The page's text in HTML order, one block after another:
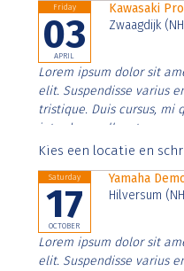
Friday
03
APRIL
Kawasaki
Zwaagdijk
Lorem ipsum dolor sit
elit. Suspendisse varius
tristique. Duis cursus, mi
interdum nulla, ut
Aenean faucibus nibh et
Kies een locatie en
Saturday
17
OCTOBER
Yamaha
Hilversum
Lorem ipsum dolor sit
elit. Suspendisse varius